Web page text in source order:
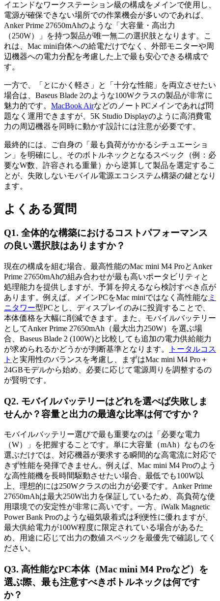
イエンドなワークステーション級の構成をメインで使用し、
電源が確保できない場所での作業機会が多いのであれば、
Anker Prime 27650mAhのような「大容量・高出力
（250W）」を持つ製品が唯一無二の選択肢となります。こ
れは、Mac mini自体への給電だけでなく、外部モニターや周
辺機器への電力分配を考慮した上で最も安心できる構成で
す。
一方で、「とにかく軽さ」と「十分な性能」を両立させたい
場合は、Baseus Blade 2のような100Wクラスの製品が非常に
魅力的です。 MacBook AirなどのノートPCメインであれば問
題なく運用できますが、5K Studio Displayのように高消費電
力の周辺機器を同時に動かす設計には注意が必要です。
最終的には、ご自身の「最も負荷がかかるシチュエーショ
ン」を明確にし、そのボトルネックとなるスペック（例：必
要なW数、許容される重量）から逆算して製品を選定するこ
とが、失敗しないモバイル電源エコシステム構築の鍵となり
ます。
よくある質問
Q1. 全体的な構築におけるコストパフォーマンス
の良い選択肢はありますか？
現在の構成を組む場合、最高性能のMac mini M4 ProとAnker
Prime 27650mAhの組み合わせが最も高いポータビリティと
処理能力を提供しますが、予算を抑えるなら検討すべき点が
あります。例えば、メインPCをMac miniではなく高性能な ミ
ニタワー型PCとし、ディスプレイのみに投資することで、
本体価格を大幅に削減できます。また、モバイルバッテリー
としてAnker Prime 27650mAh（最大出力250W）を選ぶ場
合、Baseus Blade 2 (100W)と比較しても追加の電力供給能力
が求められるかどうかが判断基準となります。
トータルコス
ト と実用性のバランスを考慮し、まずはMac mini M4 Pro＋
24GBモデルから始め、必要に応じて電源周りを調整するの
が賢明です。
Q2. モバイルバッテリーはどれを選べば失敗しま
せんか？容量と出力の最適な比率は何ですか？
モバイルバッテリー選びで最も重要なのは「必要な電力
（W）」を把握することです。単に大容量（mAh）なものを
選ぶだけでは、対応機器が要求する瞬間的な高電流に対応で
きず性能を発揮できません。例えば、Mac mini M4 Proのよう
な高性能機を長時間駆動させたい場合、最低でも100W以
上、理想的には250Wクラスの出力が必要です。Anker Prime
27650mAhは最大250W出力を保証しているため、高負荷な使
用環境での安定性が非常に高いです。一方、iWalk Magnetic
Power Bank Proのような磁気吸着式は利便性に優れますが、
最大供給電力が100W程度に限定されている場合があるた
め、用途に応じて出力の数値スペックを最優先で確認してく
ださい。
Q3. 高性能なPC本体（Mac mini M4 Proなど）を
選ぶ際、最も注意すべきボトルネックは何です
か？